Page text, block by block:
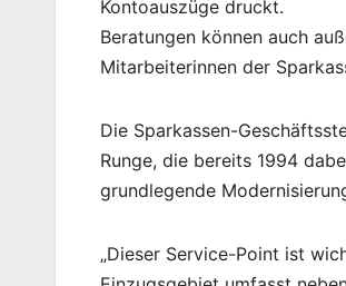
Kontoauszüge druckt.
Beratungen können auch
Mitarbeiterinnen der
Die Sparkassen-
Runge, die bereits 1994
grundlegende
„Dieser Service-Point ist